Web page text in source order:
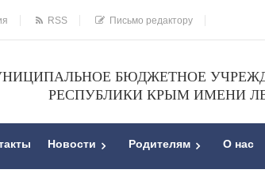
RSS Письмо редактору
БЮДЖЕТНОЕ
РЕСПУБЛИКИ КРЫМ ИМЕНИ
Новости Родителям О нас